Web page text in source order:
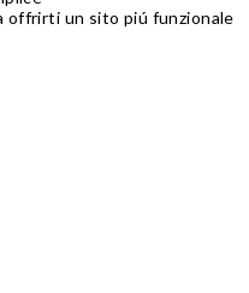
offrirti un sito piú funzionale